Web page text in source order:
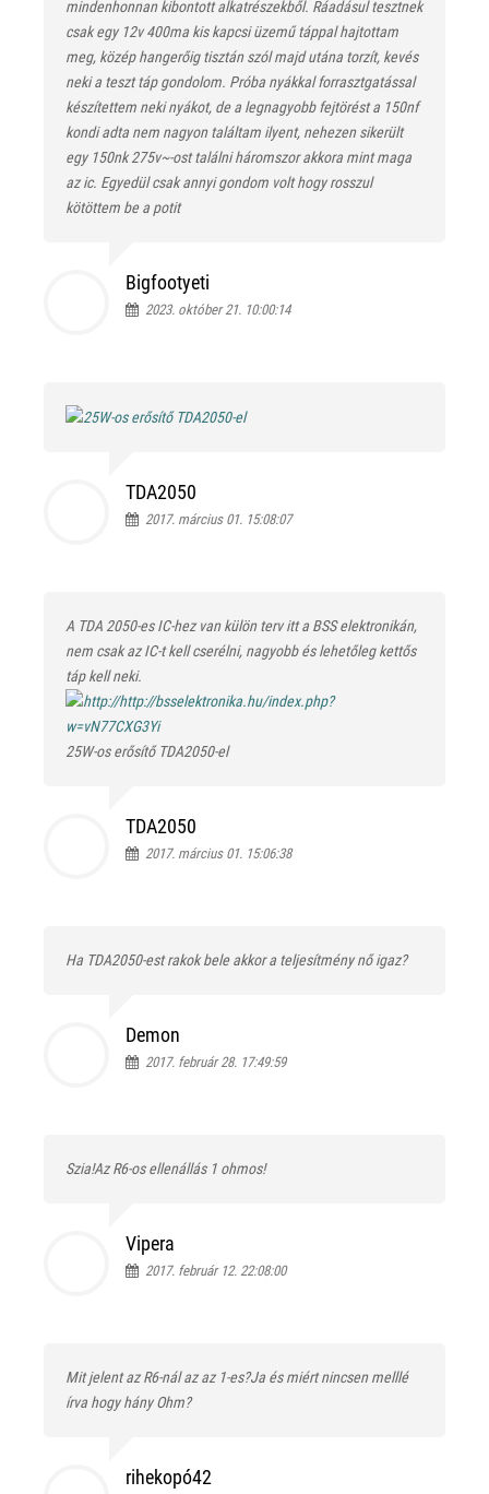
mindenhonnan kibontott alkatrészekből. Ráadásul tesztnek
csak egy 12v 400ma kis kapcsi üzemű táppal hajtottam
meg, közép hangerőig tisztán szól majd utána torzít, kevés
neki a teszt táp gondolom. Próba nyákkal forrasztgatással
készítettem neki nyákot, de a legnagyobb fejtörést a 150nf
kondi adta nem nagyon találtam ilyent, nehezen sikerült
egy 150nk 275v~-ost találni háromszor akkora mint maga
az ic. Egyedül csak annyi gondom volt hogy rosszul
kötöttem be a potit
Bigfootyeti
2023. október 21. 10:00:14
TDA2050
2017. március 01. 15:08:07
A TDA 2050-es IC-hez van külön terv itt a BSS elektronikán,
nem csak az IC-t kell cserélni, nagyobb és lehetőleg kettős
táp kell neki.
25W-os erősítő TDA2050-el
TDA2050
2017. március 01. 15:06:38
Ha TDA2050-est rakok bele akkor a teljesítmény nő igaz?
Demon
2017. február 28. 17:49:59
Szia!Az R6-os ellenállás 1 ohmos!
Vipera
2017. február 12. 22:08:00
Mit jelent az R6-nál az az 1-es?Ja és miért nincsen melllé
írva hogy hány Ohm?
rihekopó42